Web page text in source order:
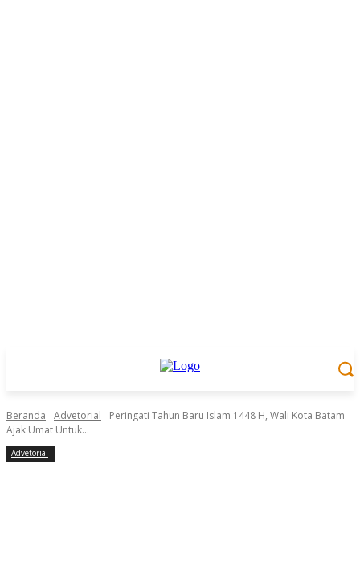
Beranda Advetorial
Peringati Tahun Baru Islam 1448 H, Wali Kota Batam
Ajak Umat Untuk...
Advetorial